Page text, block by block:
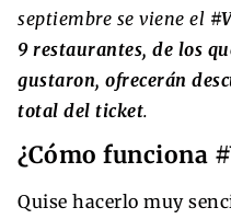
septiembre se viene el
9 restaurantes, de los
gustaron, ofrecerán
total del ticket.
¿Cómo funciona
Quise hacerlo muy